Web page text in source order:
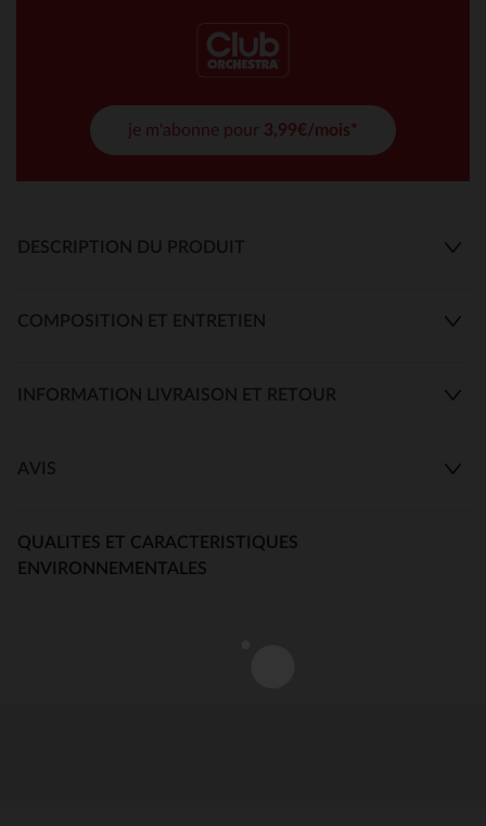
je m'abonne pour 3,99€/mois*
DESCRIPTION DU PRODUIT
COMPOSITION ET ENTRETIEN
INFORMATION LIVRAISON ET RETOUR
AVIS
QUALITES ET CARACTERISTIQUES
ENVIRONNEMENTALES